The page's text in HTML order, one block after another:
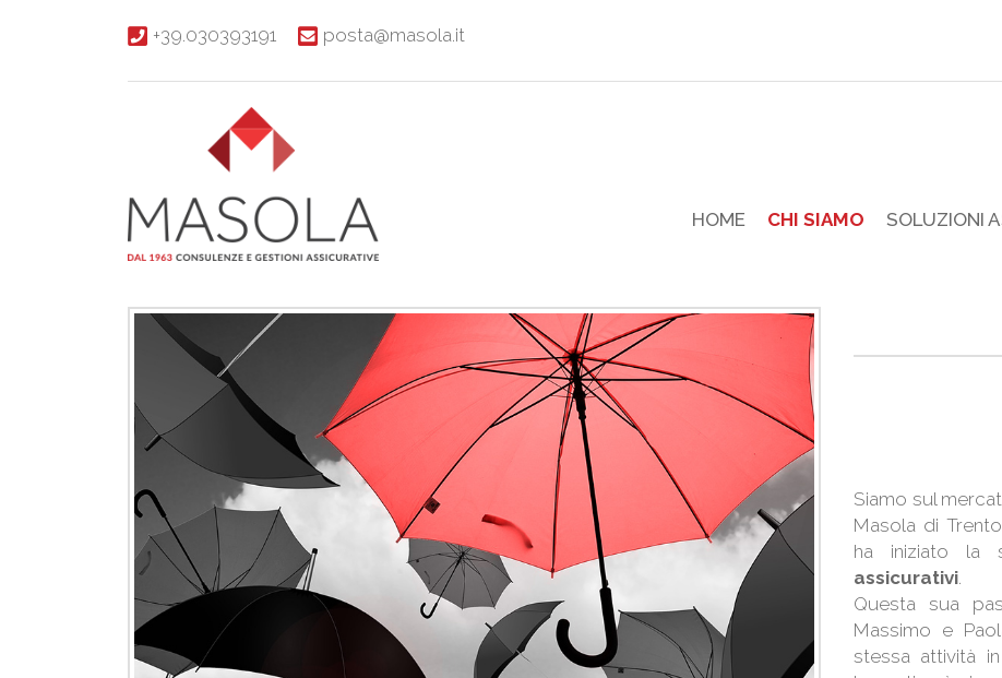
+39.030393191 posta@masola.it
HOME CHI SIAMO SOLUZIONI
Siamo sul
Masola di
ha iniziato la
assicurativi.
Questa sua
Massimo e
stessa attività